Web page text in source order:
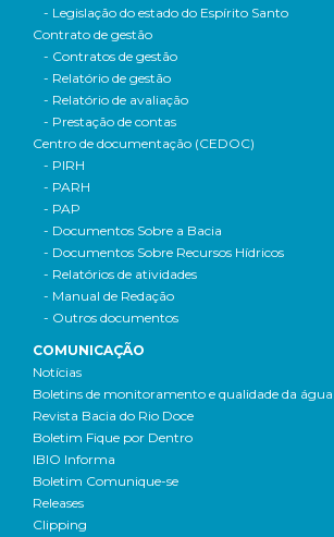
- Legislação do estado do Espírito Santo
Contrato de gestão
- Contratos de gestão
- Relatório de gestão
- Relatório de avaliação
- Prestação de contas
Centro de documentação (CEDOC)
- PIRH
- PARH
- PAP
- Documentos Sobre a Bacia
- Documentos Sobre Recursos Hídricos
- Relatórios de atividades
- Manual de Redação
- Outros documentos
COMUNICAÇÃO
Notícias
Boletins de monitoramento e qualidade da água
Revista Bacia do Rio Doce
Boletim Fique por Dentro
IBIO Informa
Boletim Comunique-se
Releases
Clipping